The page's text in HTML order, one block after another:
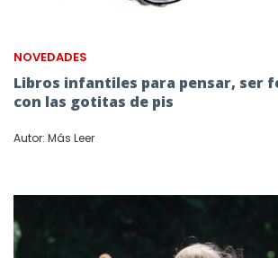
NOVEDADES
Libros infantiles para pensar, ser
con las gotitas de pis
Autor: Más Leer